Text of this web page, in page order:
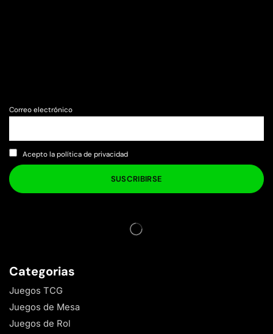
Correo electrónico
Acepto la política de privacidad
Categorias
Juegos TCG
Juegos de Mesa
Juegos de Rol